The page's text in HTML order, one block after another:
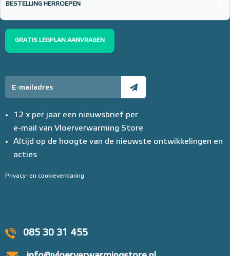
085 30 31 455
BESTELLING HERROEPEN
GRATIS LEGPLAN AANVRAGEN
12 x per jaar een nieuwsbrief per
e-mail van Vloerverwarming Store
Altijd op de hoogte van de nieuwste ontwikkelingen en
acties
Privacy- en cookieverklaring